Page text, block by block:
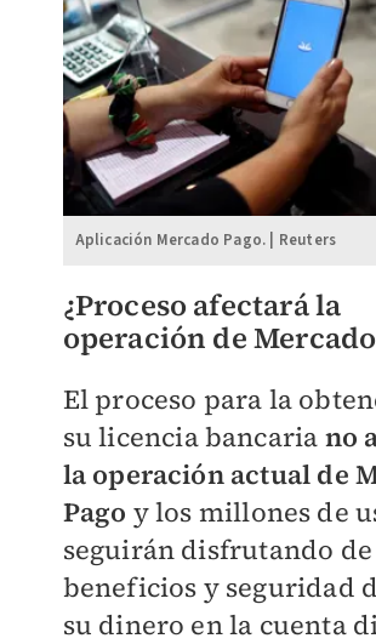
Aplicación Mercado Pago. | Reuters
¿Proceso afectará la
operación de
El proceso para la
su licencia bancaria no
la operación actual de
Pago y los millones de
seguirán disfrutando
beneficios y seguridad
su dinero en la cuenta